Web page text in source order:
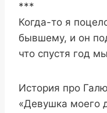
***
Когда-то я
бывшему, и он
что спустя год
История про
«Девушка моего